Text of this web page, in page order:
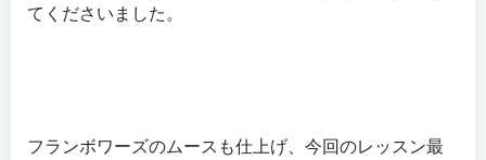
てくださいました。
フランボワーズのムースも仕上げ、今回のレッスン最